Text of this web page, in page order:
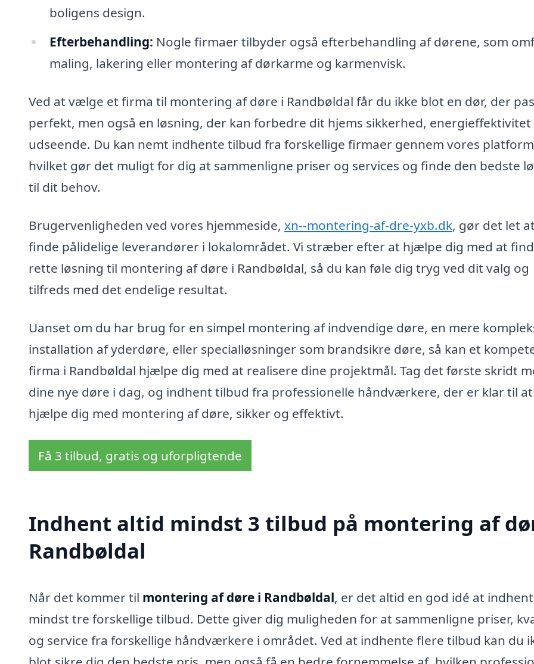
boligens design.
Efterbehandling: Nogle firmaer tilbyder også efterbehandling af dørene, som
maling, lakering eller montering af dørkarme og karmenvisk.
Ved at vælge et firma til montering af døre i Randbøldal får du ikke blot en dør, der
perfekt, men også en løsning, der kan forbedre dit hjems sikkerhed, energieffektivitet
udseende. Du kan nemt indhente tilbud fra forskellige firmaer gennem vores
hvilket gør det muligt for dig at sammenligne priser og services og finde den bedste
til dit behov.
Brugervenligheden ved vores hjemmeside, xn--montering-af-dre-yxb.dk, gør det let at
finde pålidelige leverandører i lokalområdet. Vi stræber efter at hjælpe dig med at
rette løsning til montering af døre i Randbøldal, så du kan føle dig tryg ved dit valg og
tilfreds med det endelige resultat.
Uanset om du har brug for en simpel montering af indvendige døre, en mere
installation af yderdøre, eller specialløsninger som brandsikre døre, så kan et
firma i Randbøldal hjælpe dig med at realisere dine projektmål. Tag det første skridt
dine nye døre i dag, og indhent tilbud fra professionelle håndværkere, der er klar til at
hjælpe dig med montering af døre, sikker og effektivt.
Få 3 tilbud, gratis og uforpligtende
Indhent altid mindst 3 tilbud på montering af
Randbøldal
Når det kommer til montering af døre i Randbøldal, er det altid en god idé at
mindst tre forskellige tilbud. Dette giver dig muligheden for at sammenligne priser,
og service fra forskellige håndværkere i området. Ved at indhente flere tilbud kan du